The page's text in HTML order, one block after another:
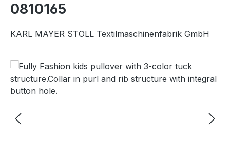
0810165
KARL MAYER STOLL Textilmaschinenfabrik GmbH
Salta la galleria di immagini